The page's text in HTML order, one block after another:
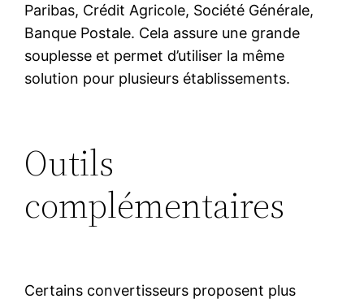
Paribas, Crédit Agricole, Société Générale,
Banque Postale. Cela assure une grande
souplesse et permet d’utiliser la même
solution pour plusieurs établissements.
Outils
complémentaires
Certains convertisseurs proposent plus